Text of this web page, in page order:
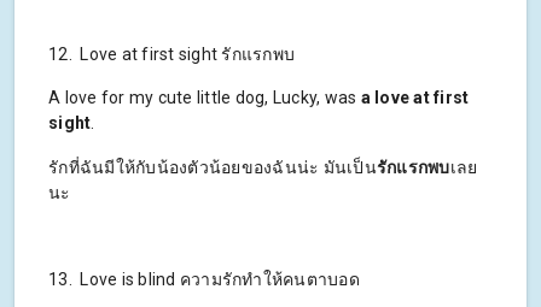
12. Love at first sight รักแรกพบ
A love for my cute little dog, Lucky, was a love at first
sight
รักที่ฉันมีให้กับน้องตัวน้อยของฉันน่ะ มันเป็นรักแรกพบเลย
นะ
13. Love is blind ความรักทำให้คนตาบอด